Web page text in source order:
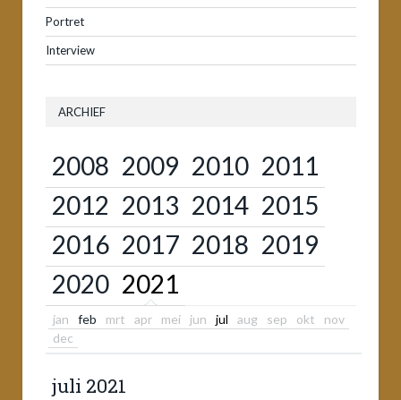
Portret
Interview
ARCHIEF
2008 2009 2010 2011
2012 2013 2014 2015
2016 2017 2018 2019
2020 2021
jan feb mrt apr mei jun jul aug sep okt
nov
dec
juli 2021